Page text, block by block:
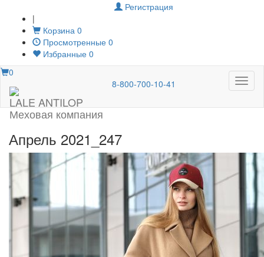
Регистрация
|
Корзина 0
Просмотренные 0
Избранные 0
Меню
0
LALE ANTILOP
Меховая компания
8-800-700-10-41
Апрель 2021_247